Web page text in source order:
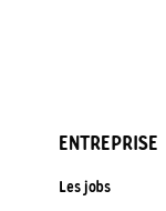
ENTREPRISE
Les jobs